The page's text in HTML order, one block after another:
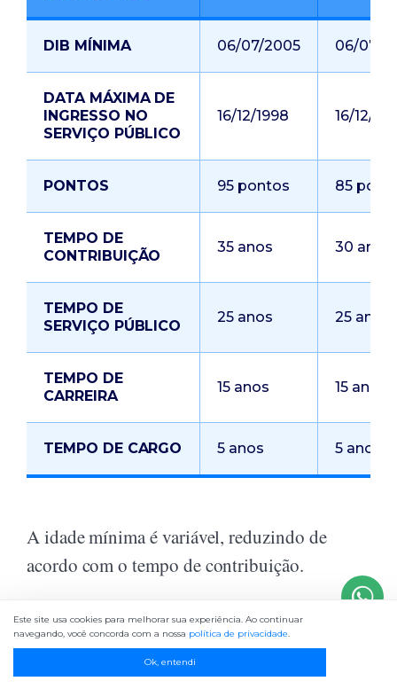
DIB MÍNIMA 06/07/2005 06/07/
DATA MÁXIMA DE
INGRESSO NO
SERVIÇO PÚBLICO
16/12/1998 16/12/
PONTOS 95 pontos 85
TEMPO DE
CONTRIBUIÇÃO
35 anos 30 anos
TEMPO DE
SERVIÇO PÚBLICO
25 anos 25 anos
TEMPO DE
CARREIRA
15 anos 15 anos
TEMPO DE CARGO 5 anos 5 anos
A idade mínima é variável, reduzindo de
acordo com o tempo de contribuição.
Pela letra da lei a idade mínima começa em 55
anos mulher e 60 anos homem.
Este site usa cookies para melhorar sua experiência. Ao continuar
navegando, você concorda com a nossa política de privacidade.
Ok, entendi